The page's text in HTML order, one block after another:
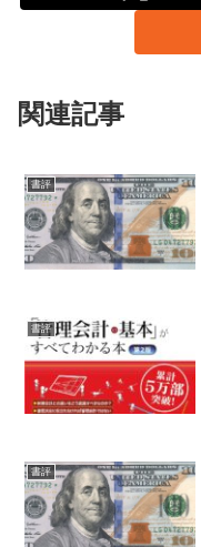
関連記事
書評
書評
書評